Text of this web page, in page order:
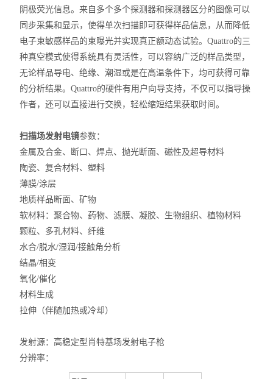
阴极荧光信息。来自多个多个探测器和探测器区分的图像可以
同步采集和显示，使得单次扫描即可获得样品信息，从而降低
电子束敏感样品的束曝光并实现真正额动态试验。Quattro的三
种真空模式使得系统具有灵活性，可以容纳广泛的样品类型，
无论样品导电、绝缘、潮湿或是在高温条件下，均可获得可靠
的分析结果。Quattro的硬件有用户向导支持，不仅可以指导操
作者，还可以直接进行交换，轻松缩短结果获取时间。
扫描场发射电镜参数：
金属及合金、断口、焊点、抛光断面、磁性及超导材料
陶瓷、复合材料、塑料
薄膜/涂层
地质样品断面、矿物
软材料：聚合物、药物、滤膜、凝胶、生物组织、植物材料
颗粒、多孔材料、纤维
水合/脱水/湿润/接触角分析
结晶/相变
氧化/催化
材料生成
拉伸（伴随加热或冷却）
发射源：高稳定型肖特基场发射电子枪
分辨率：